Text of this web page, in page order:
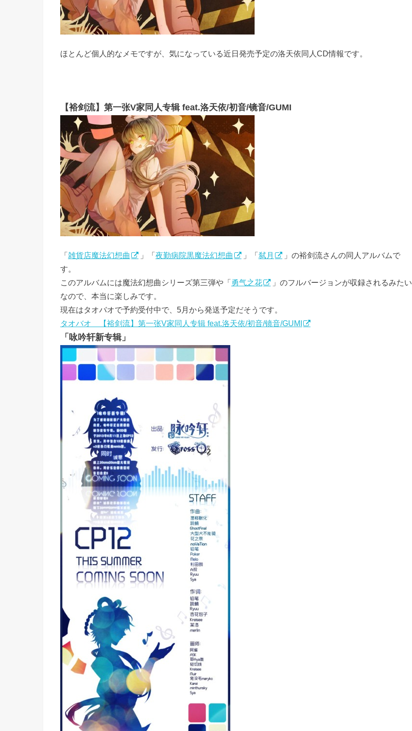
ほとんど個人的なメモですが、気になっている近日発売予定の洛天依同人CD情報です。
【裕剑流】第一张V家同人专辑 feat.洛天依/初音/镜音/GUMI
「雑貨店魔法幻想曲 」「夜勤病院黒魔法幻想曲 」「弑月
」の裕剑流さんの同人アルバムで
す。
このアルバムには魔法幻想曲シリーズ第三弾や「勇气之花
」のフルバージョンが収録されるみたい
なので、本当に楽しみです。
現在はタオバオで予約受付中で、5月から発送予定だそうです。
タオバオ 【裕剑流】第一张V家同人专辑 feat.洛天依/初音/镜音/GUMI
「咏吟轩新专辑」